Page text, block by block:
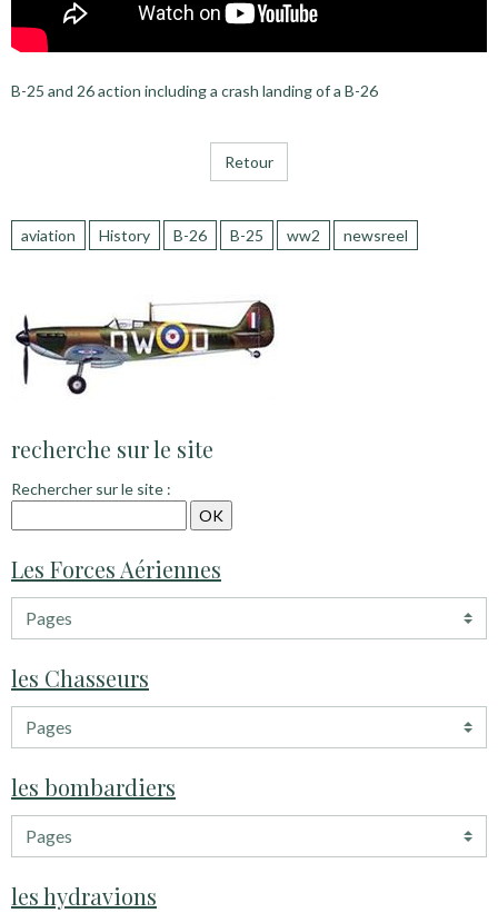
B-25 and 26 action including a crash landing of a B-26
Retour
aviation History B-26 B-25 ww2 newsreel
recherche sur le site
Rechercher sur le site :
Les Forces Aériennes
les Chasseurs
les bombardiers
les hydravions